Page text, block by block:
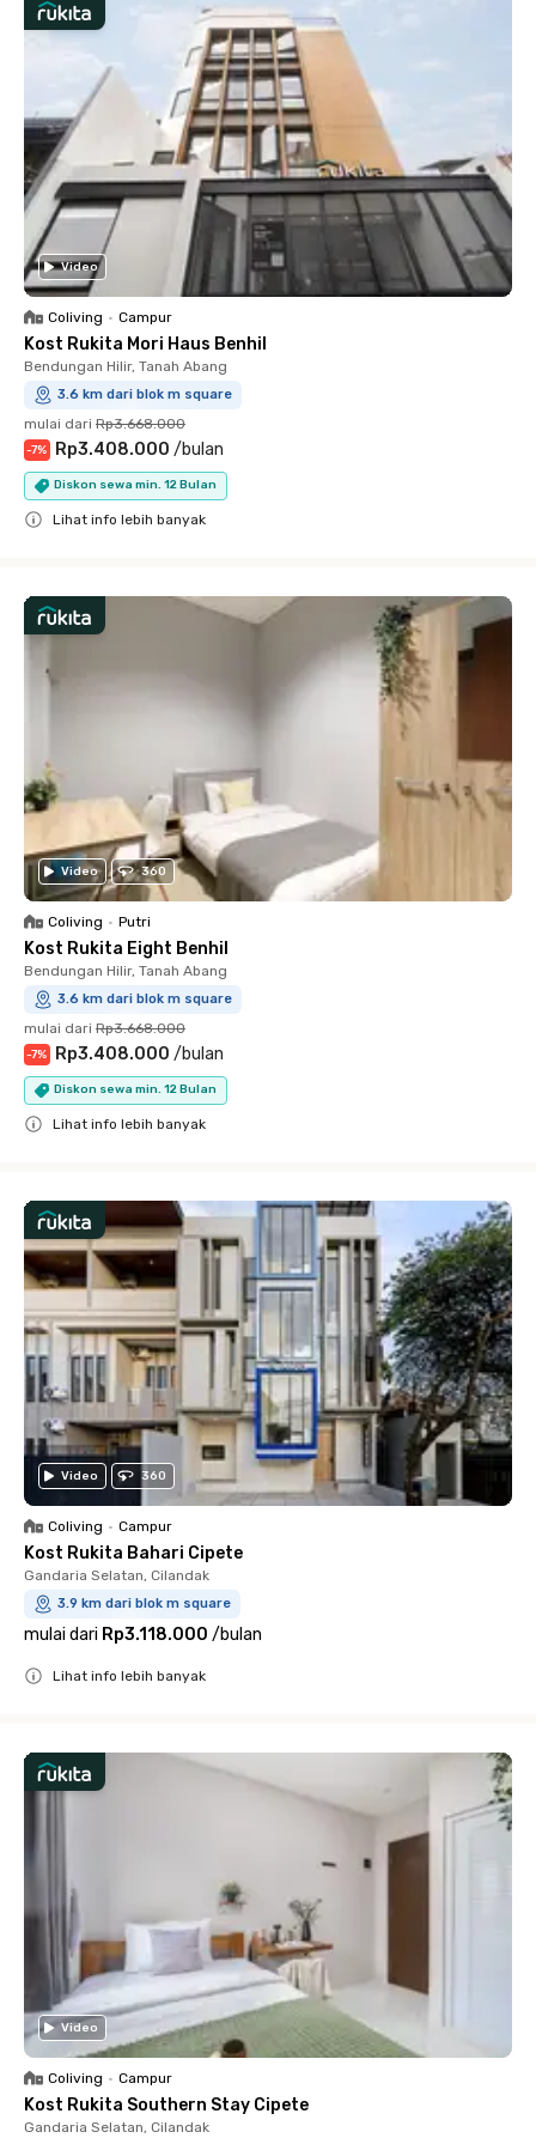
Video
Coliving • Campur
Kost Rukita Mori Haus Benhil
Bendungan Hilir, Tanah Abang
3.6 km dari blok m square
mulai dari Rp3.668.000
-7% Rp3.408.000 /bulan
Diskon sewa min. 12 Bulan
Lihat info lebih banyak
Video 360
Coliving • Putri
Kost Rukita Eight Benhil
Bendungan Hilir, Tanah Abang
3.6 km dari blok m square
mulai dari Rp3.668.000
-7% Rp3.408.000 /bulan
Diskon sewa min. 12 Bulan
Lihat info lebih banyak
Video 360
Coliving • Campur
Kost Rukita Bahari Cipete
Gandaria Selatan, Cilandak
3.9 km dari blok m square
mulai dari Rp3.118.000 /bulan
Lihat info lebih banyak
Video
Coliving • Campur
Kost Rukita Southern Stay Cipete
Gandaria Selatan, Cilandak